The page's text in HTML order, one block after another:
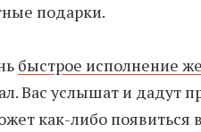
подарки.
быстрое исполнение
Вас услышат и дадут
как-либо появиться